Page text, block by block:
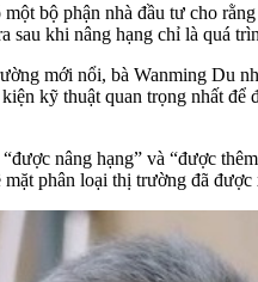
bộ phận nhà đầu tư cho
khi nâng hạng chỉ là quá
mới nổi, bà Wanming Du
kỹ thuật quan trọng nhất
nâng hạng” và “được
phân loại thị trường đã được